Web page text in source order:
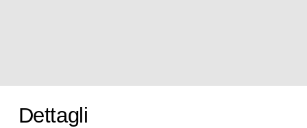
Dettagli